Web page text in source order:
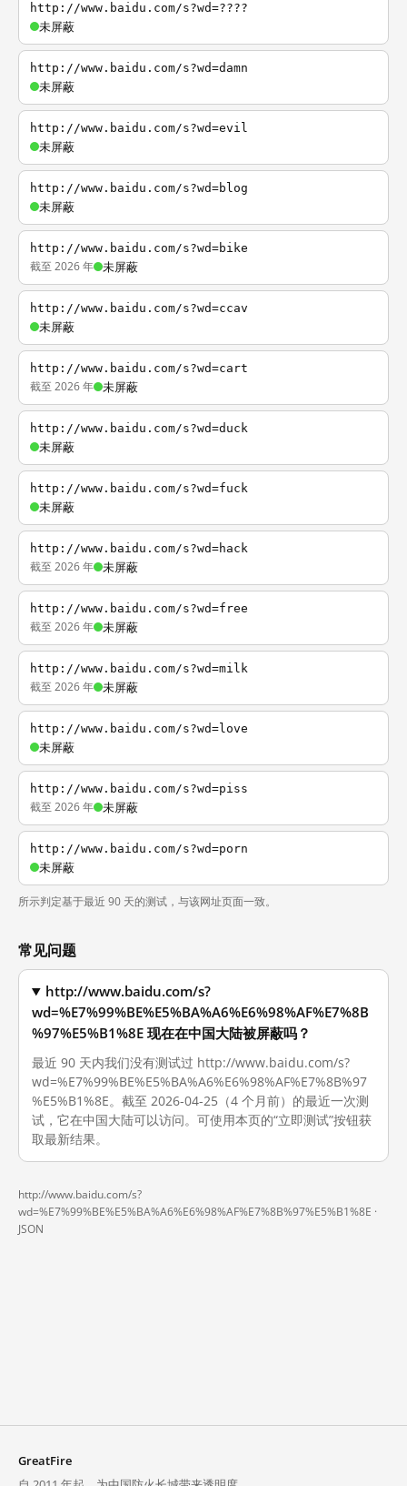
http://www.baidu.com/s?wd=????
未屏蔽
http://www.baidu.com/s?wd=damn
未屏蔽
http://www.baidu.com/s?wd=evil
未屏蔽
http://www.baidu.com/s?wd=blog
未屏蔽
http://www.baidu.com/s?wd=bike
截至 2026 年 未屏蔽
http://www.baidu.com/s?wd=ccav
未屏蔽
http://www.baidu.com/s?wd=cart
截至 2026 年 未屏蔽
http://www.baidu.com/s?wd=duck
未屏蔽
http://www.baidu.com/s?wd=fuck
未屏蔽
http://www.baidu.com/s?wd=hack
截至 2026 年 未屏蔽
http://www.baidu.com/s?wd=free
截至 2026 年 未屏蔽
http://www.baidu.com/s?wd=milk
截至 2026 年 未屏蔽
http://www.baidu.com/s?wd=love
未屏蔽
http://www.baidu.com/s?wd=piss
截至 2026 年 未屏蔽
http://www.baidu.com/s?wd=porn
未屏蔽
所示判定基于最近 90 天的测试，与该网址页面一致。
常见问题
http://www.baidu.com/s?
wd=%E7%99%BE%E5%BA%A6%E6%98%AF%E7%8B
%97%E5%B1%8E 现在在中国大陆被屏蔽吗？
最近 90 天内我们没有测试过 http://www.baidu.com/s?
wd=%E7%99%BE%E5%BA%A6%E6%98%AF%E7%8B%97
%E5%B1%8E。截至 2026-04-25（4 个月前）的最近一次测
试，它在中国大陆可以访问。可使用本页的“立即测试”按钮获
取最新结果。
http://www.baidu.com/s?
wd=%E7%99%BE%E5%BA%A6%E6%98%AF%E7%8B%97%E5%B1%8E ·
JSON
GreatFire